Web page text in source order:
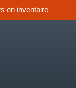
en inventaire